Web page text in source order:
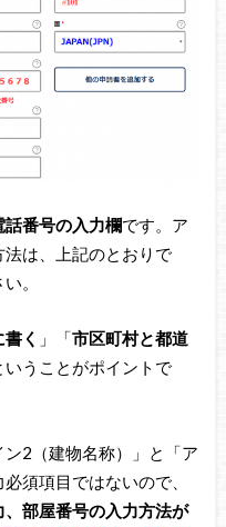
話番号の入力欄です。ア
は、上記のとおりで
。
く 」「市区町村と都道
いうことがポイントで
2（建物名称）」と「ア
須項目ではないので、
部屋番号の入力方法が